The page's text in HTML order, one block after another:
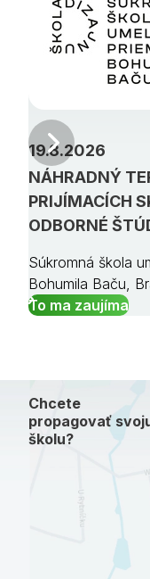
NÁHRADNÝ
PRIJÍMACÍCH
ODBORNÉ
19.8.2026
Súkromná škola
Bohumila Baču,
To ma zaujíma
Chcete
propagovať
školu?